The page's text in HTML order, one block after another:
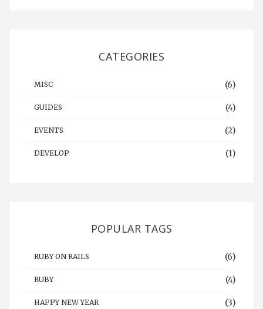
CATEGORIES
MISC (6)
GUIDES (4)
EVENTS (2)
DEVELOP (1)
POPULAR TAGS
RUBY ON RAILS (6)
RUBY (4)
HAPPY NEW YEAR (3)